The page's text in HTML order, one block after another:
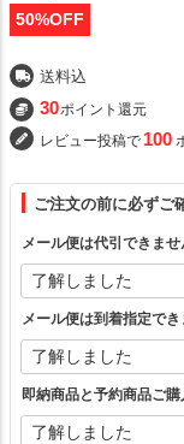
ピンク
グレー
50%OFF
送料込
30ポイント還元
レビュー投稿で 100
ご注文の前に必ずご
メール便は代引できませ
メール便は到着指定でき
即納商品と予約商品ご